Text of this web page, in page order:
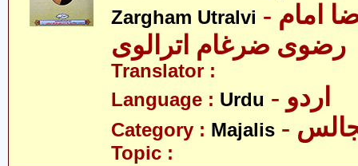
Zargham Utralvi - مولانا سید رضا امام
رضوی ضرغام اترالوی
Translator :
Language : Urdu - اردو
Category : Majalis
Topic :